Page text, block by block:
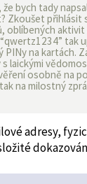
bych tady
Zkoušet přihlásit
oblíbených
tak
na kartách.
s laickými
osobně na
na milostný
adresy,